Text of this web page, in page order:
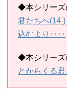
◆本シリーズ
君たちへ(14
込むより‥‥
◆本シリーズ
とからくる